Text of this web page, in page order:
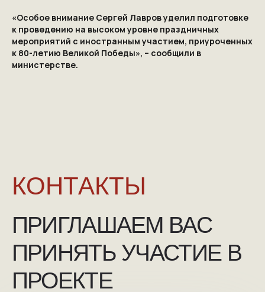
«Особое внимание Сергей Лавров уделил подготовке
к проведению на высоком уровне праздничных
мероприятий с иностранным участием, приуроченных
к 80-летию Великой Победы», – сообщили в
министерстве.
NGKMOSCOW@YANDEX.RU